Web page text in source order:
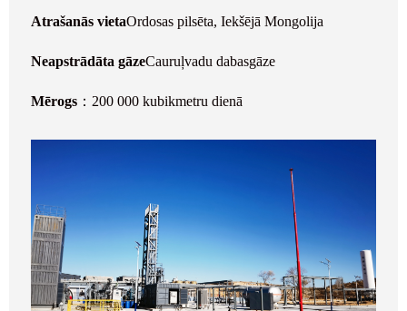
Atrašanās vietaOrdosas pilsēta, Iekšējā Mongolija
Neapstrādāta gāzeCauruļvadu dabasgāze
Mērogs ：200 000 kubikmetru dienā